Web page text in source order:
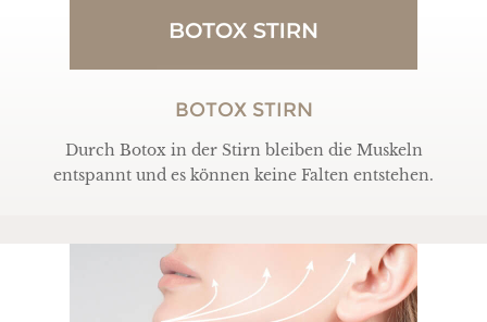
BOTOX STIRN
Durch Botox in der Stirn bleiben die Muskeln
entspannt und es können keine Falten entstehen.